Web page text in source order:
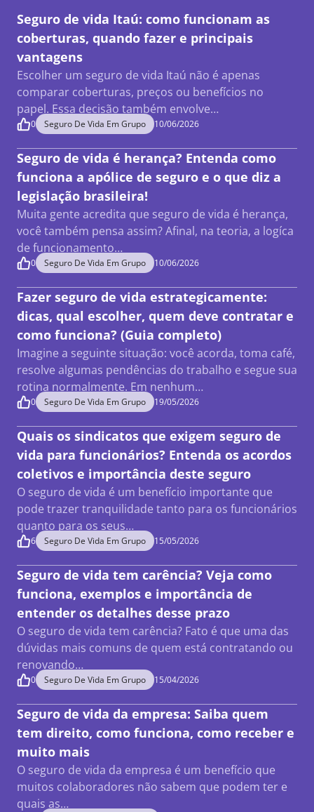
Seguro de vida Itaú: como funcionam as
coberturas, quando fazer e principais
vantagens
Escolher um seguro de vida Itaú não é apenas
comparar coberturas, preços ou benefícios no
papel. Essa decisão também envolve…
0 Seguro De Vida Em Grupo 10/06/2026
Seguro de vida é herança? Entenda como
funciona a apólice de seguro e o que diz a
legislação brasileira!
Muita gente acredita que seguro de vida é herança,
você também pensa assim? Afinal, na teoria, a logíca
de funcionamento…
0 Seguro De Vida Em Grupo 10/06/2026
Fazer seguro de vida estrategicamente:
dicas, qual escolher, quem deve contratar e
como funciona? (Guia completo)
Imagine a seguinte situação: você acorda, toma café,
resolve algumas pendências do trabalho e segue sua
rotina normalmente. Em nenhum…
0 Seguro De Vida Em Grupo 19/05/2026
Quais os sindicatos que exigem seguro de
vida para funcionários? Entenda os acordos
coletivos e importância deste seguro
O seguro de vida é um benefício importante que
pode trazer tranquilidade tanto para os funcionários
quanto para os seus…
6 Seguro De Vida Em Grupo 15/05/2026
Seguro de vida tem carência? Veja como
funciona, exemplos e importância de
entender os detalhes desse prazo
O seguro de vida tem carência? Fato é que uma das
dúvidas mais comuns de quem está contratando ou
renovando…
0 Seguro De Vida Em Grupo 15/04/2026
Seguro de vida da empresa: Saiba quem
tem direito, como funciona, como receber e
muito mais
O seguro de vida da empresa é um benefício que
muitos colaboradores não sabem que podem ter e
quais as…